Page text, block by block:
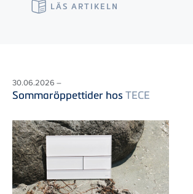
LÄS ARTIKELN
30.06.2026 –
Sommaröppettider hos TECE